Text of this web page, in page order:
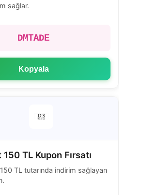
sağlar.
DMTADE
Kopyala
TL Kupon Fırsatı
TL tutarında indirim sağlayan